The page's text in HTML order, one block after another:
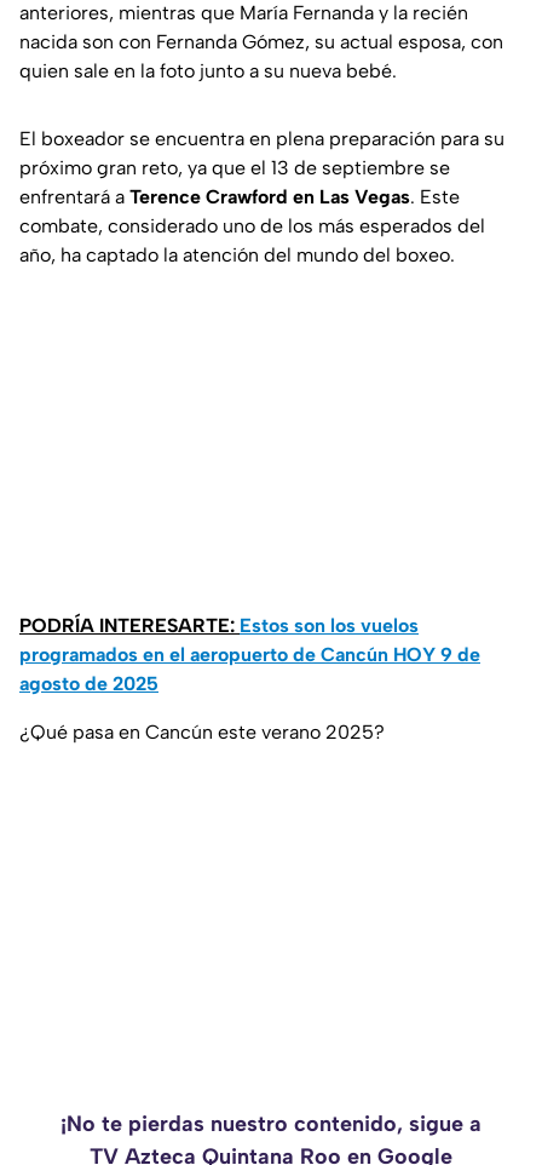
anteriores, mientras que María Fernanda y la recién
nacida son con Fernanda Gómez, su actual esposa, con
quien sale en la foto junto a su nueva bebé.
El boxeador se encuentra en plena preparación para su
próximo gran reto, ya que el 13 de septiembre se
enfrentará a Terence Crawford en Las Vegas. Este
combate, considerado uno de los más esperados del
año, ha captado la atención del mundo del boxeo.
PODRÍA INTERESARTE: Estos son los vuelos
programados en el aeropuerto de Cancún HOY 9 de
agosto de 2025
¿Qué pasa en Cancún este verano 2025?
¡No te pierdas nuestro contenido, sigue a
TV Azteca Quintana Roo en Google